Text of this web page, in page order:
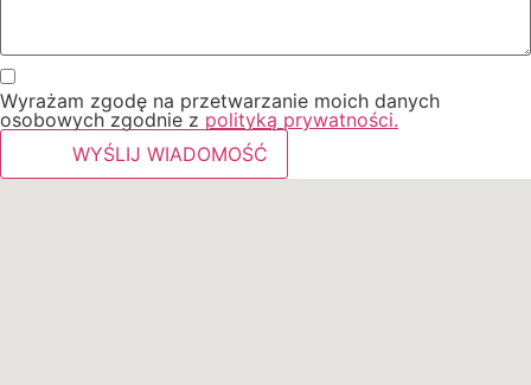
Wyrażam zgodę na przetwarzanie moich danych
osobowych zgodnie z polityką prywatności.
WYŚLIJ WIADOMOŚĆ